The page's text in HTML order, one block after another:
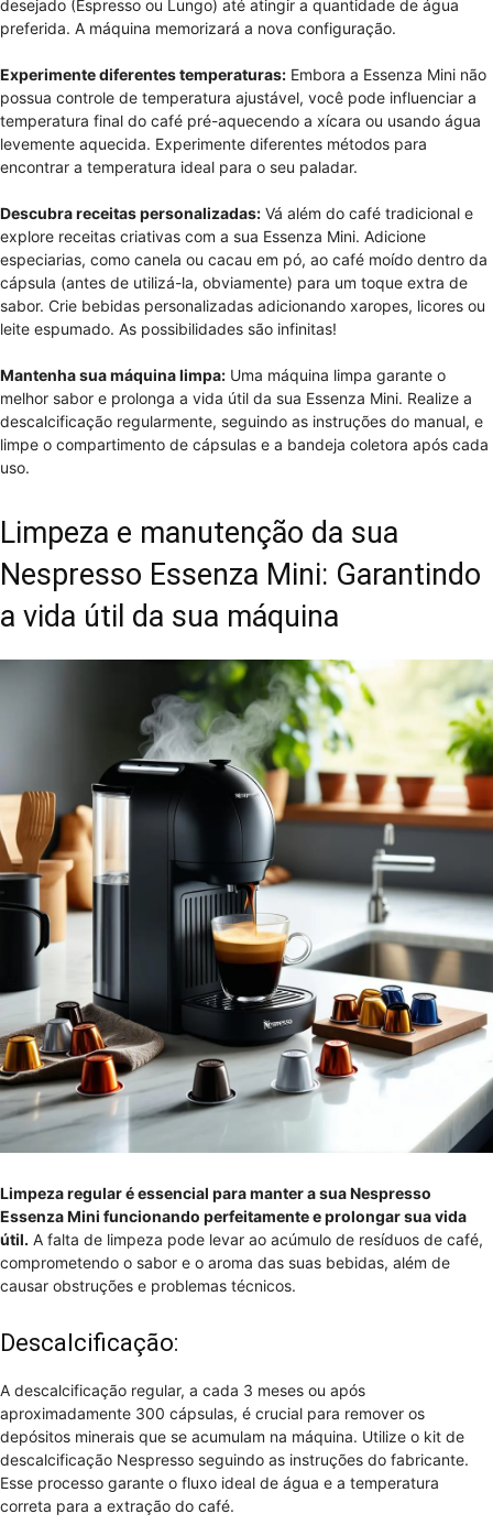
desejado (Espresso ou Lungo) até atingir a quantidade de água
preferida. A máquina memorizará a nova configuração.
Experimente diferentes temperaturas: Embora a Essenza Mini não
possua controle de temperatura ajustável, você pode influenciar a
temperatura final do café pré-aquecendo a xícara ou usando água
levemente aquecida. Experimente diferentes métodos para
encontrar a temperatura ideal para o seu paladar.
Descubra receitas personalizadas: Vá além do café tradicional e
explore receitas criativas com a sua Essenza Mini. Adicione
especiarias, como canela ou cacau em pó, ao café moído dentro da
cápsula (antes de utilizá-la, obviamente) para um toque extra de
sabor. Crie bebidas personalizadas adicionando xaropes, licores ou
leite espumado. As possibilidades são infinitas!
Mantenha sua máquina limpa: Uma máquina limpa garante o
melhor sabor e prolonga a vida útil da sua Essenza Mini. Realize a
descalcificação regularmente, seguindo as instruções do manual, e
limpe o compartimento de cápsulas e a bandeja coletora após cada
uso.
Limpeza e manutenção da sua
Nespresso Essenza Mini: Garantindo
a vida útil da sua máquina
Limpeza regular é essencial para manter a sua Nespresso
Essenza Mini funcionando perfeitamente e prolongar sua vida
útil. A falta de limpeza pode levar ao acúmulo de resíduos de café,
comprometendo o sabor e o aroma das suas bebidas, além de
causar obstruções e problemas técnicos.
Descalcificação:
A descalcificação regular, a cada 3 meses ou após
aproximadamente 300 cápsulas, é crucial para remover os
depósitos minerais que se acumulam na máquina. Utilize o kit de
descalcificação Nespresso seguindo as instruções do fabricante.
Esse processo garante o fluxo ideal de água e a temperatura
correta para a extração do café.